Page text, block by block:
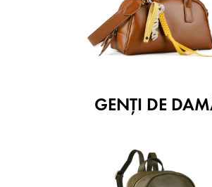
GENȚI DE